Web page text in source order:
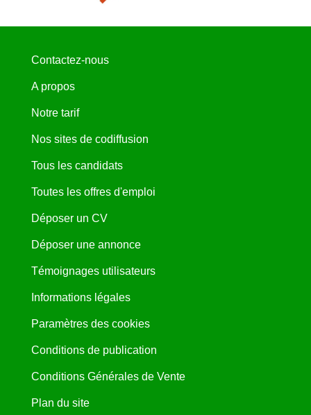
Contactez-nous
A propos
Notre tarif
Nos sites de codiffusion
Tous les candidats
Toutes les offres d'emploi
Déposer un CV
Déposer une annonce
Témoignages utilisateurs
Informations légales
Paramètres des cookies
Conditions de publication
Conditions Générales de Vente
Plan du site